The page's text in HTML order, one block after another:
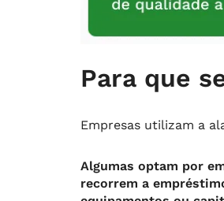
Para que
Empresas utilizam a
Algumas optam por
recorrem a